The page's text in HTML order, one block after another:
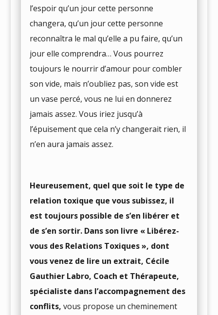
l’espoir qu’un jour cette personne
changera, qu’un jour cette personne
reconnaîtra le mal qu’elle a pu faire, qu’un
jour elle comprendra… Vous pourrez
toujours le nourrir d’amour pour combler
son vide, mais n’oubliez pas, son vide est
un vase percé, vous ne lui en donnerez
jamais assez. Vous iriez jusqu’à
l’épuisement que cela n’y changerait rien, il
n’en aura jamais assez.
Heureusement, quel que soit le type de
relation toxique que vous subissez, il
est toujours possible de s’en libérer et
de s’en sortir. Dans son livre « Libérez-
vous des Relations Toxiques », dont
vous venez de lire un extrait, Cécile
Gauthier Labro, Coach et Thérapeute,
spécialiste dans l’accompagnement des
conflits, vous propose un cheminement